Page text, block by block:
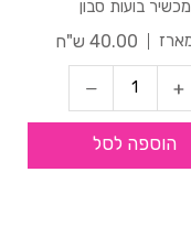
מכשיר בועות סבון
40.00 ש"ח
הוספה לסל